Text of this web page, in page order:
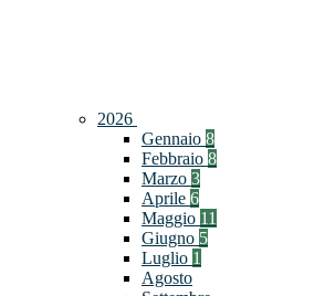
2026
Gennaio 8
Febbraio 8
Marzo 3
Aprile 6
Maggio 11
Giugno 5
Luglio 1
Agosto